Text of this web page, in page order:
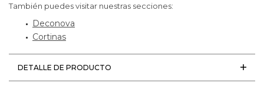
También puedes visitar nuestras secciones:
Deconova
Cortinas
DETALLE DE PRODUCTO